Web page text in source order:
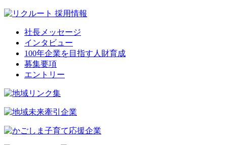
社長メッセージ
インタビュー
100年企業を目指す人財育成
募集要項
エントリー